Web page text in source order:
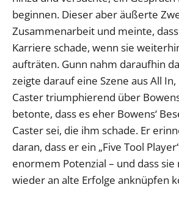
beginnen. Dieser aber äußerte
Zusammenarbeit und meinte,
Karriere schade, wenn sie
aufträten. Gunn nahm daraufhin
zeigte darauf eine Szene aus All
Caster triumphierend über
betonte, dass es eher Bowens‘
Caster sei, die ihm schade. Er
daran, dass er ein „Five Tool
enormem Potenzial – und dass
wieder an alte Erfolge anknüpfen